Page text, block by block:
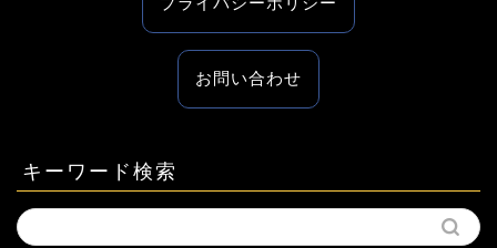
お問い合わせ
キーワード検索